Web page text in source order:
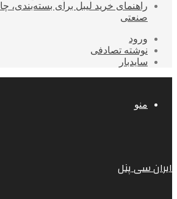
راهنمای خرید لیبل برای بسته‌بندی،
صنعتی
ورود
نوشته تصادفی
سایدبار
منو
ایران سی پنل